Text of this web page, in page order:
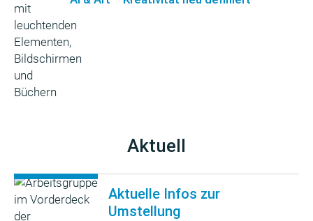
Aktuell
Aktuelle Infos zur
Umstellung